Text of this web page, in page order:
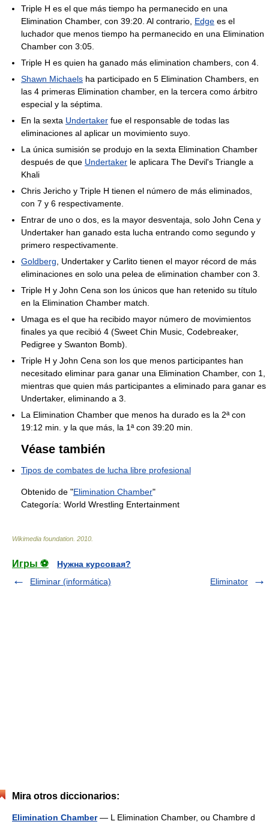
Triple H es el que más tiempo ha permanecido en una
Elimination Chamber, con 39:20. Al contrario, Edge es el
luchador que menos tiempo ha permanecido en una Elimination
Chamber con 3:05.
Triple H es quien ha ganado más elimination chambers, con 4.
Shawn Michaels ha participado en 5 Elimination Chambers, en
las 4 primeras Elimination chamber, en la tercera como árbitro
especial y la séptima.
En la sexta Undertaker fue el responsable de todas las
eliminaciones al aplicar un movimiento suyo.
La única sumisión se produjo en la sexta Elimination Chamber
después de que Undertaker le aplicara The Devil's Triangle a
Khali
Chris Jericho y Triple H tienen el número de más eliminados,
con 7 y 6 respectivamente.
Entrar de uno o dos, es la mayor desventaja, solo John Cena y
Undertaker han ganado esta lucha entrando como segundo y
primero respectivamente.
Goldberg , Undertaker y Carlito tienen el mayor récord de más
eliminaciones en solo una pelea de elimination chamber con 3.
Triple H y John Cena son los únicos que han retenido su título
en la Elimination Chamber match.
Umaga es el que ha recibido mayor número de movimientos
finales ya que recibió 4 (Sweet Chin Music, Codebreaker,
Pedigree y Swanton Bomb).
Triple H y John Cena son los que menos participantes han
necesitado eliminar para ganar una Elimination Chamber, con 1,
mientras que quien más participantes a eliminado para ganar es
Undertaker, eliminando a 3.
La Elimination Chamber que menos ha durado es la 2ª con
19:12 min. y la que más, la 1ª con 39:20 min.
Véase también
Tipos de combates de lucha libre profesional
Obtenido de "Elimination Chamber"
Categoría: World Wrestling Entertainment
Wikimedia foundation 2010
Игры ⚽
Нужна курсовая?
Eliminar (informática)
Eliminator
Mira otros diccionarios:
Elimination Chamber— L Elimination Chamber, ou Chambre d